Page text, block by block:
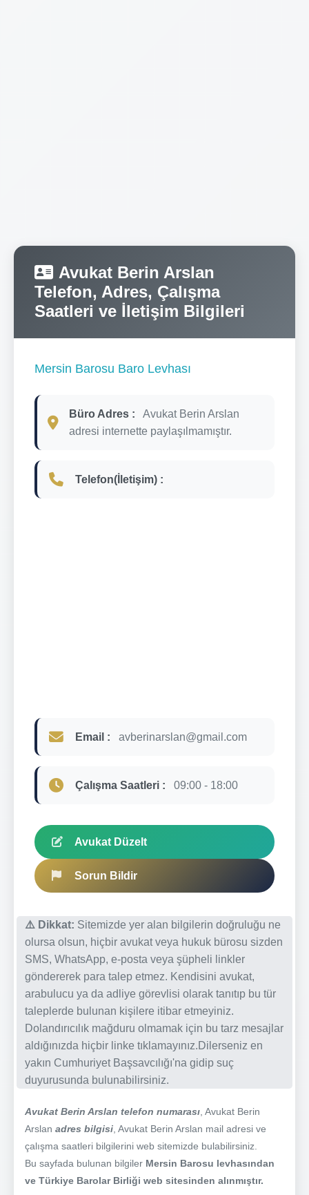
Avukat Berin Arslan
Telefon, Adres, Çalışma
Saatleri ve İletişim Bilgileri
Mersin Barosu Baro Levhası
Büro Adres :
Avukat Berin Arslan
adresi internette paylaşılmamıştır.
Telefon(İletişim) :
Email : avberinarslan@gmail.com
Çalışma Saatleri : 09:00 - 18:00
Avukat Düzelt
Sorun Bildir
⚠️ Dikkat: Sitemizde yer alan bilgilerin doğruluğu ne
olursa olsun, hiçbir avukat veya hukuk bürosu sizden
SMS, WhatsApp, e-posta veya şüpheli linkler
göndererek para talep etmez. Kendisini avukat,
arabulucu ya da adliye görevlisi olarak tanıtıp bu tür
taleplerde bulunan kişilere itibar etmeyiniz.
Dolandırıcılık mağduru olmamak için bu tarz mesajlar
aldığınızda hiçbir linke tıklamayınız.Dilerseniz en
yakın Cumhuriyet Başsavcılığı'na gidip suç
duyurusunda bulunabilirsiniz.
Avukat Berin Arslan telefon numarası , Avukat Berin
Arslan adres bilgisi , Avukat Berin Arslan mail adresi ve
çalışma saatleri bilgilerini web sitemizde bulabilirsiniz.
Bu sayfada bulunan bilgiler Mersin Barosu levhasından
ve Türkiye Barolar Birliği web sitesinden alınmıştır.